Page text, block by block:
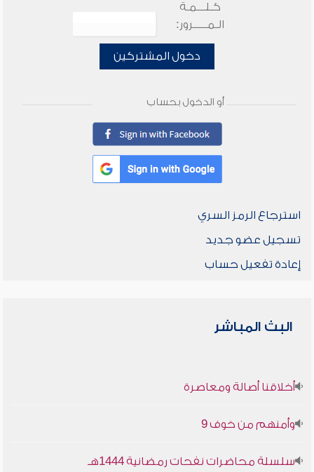
كـلـــمـة
الـمـــــرور:
دخول المشتركين
أو الدخول بحساب
استرجاع الرمز السري
تسجيل عضو جديد
إعادة تفعيل حساب
البث المباشر
أخلاقنا أصالة ومعاصرة
وأمنهم من خوف 9
سلسلة محاضرات نفحات رمضانية 1444هـ